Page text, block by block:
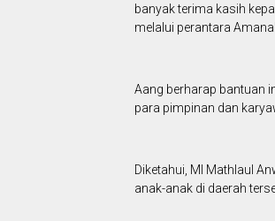
banyak terima kasih
melalui perantara
Aang berharap bantuan
para pimpinan dan
Diketahui, MI Mathlaul
anak-anak di daerah